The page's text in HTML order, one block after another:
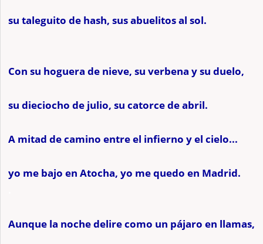
su taleguito de hash, sus abuelitos al sol.
Con su hoguera de nieve, su verbena y su duelo,
su dieciocho de julio, su catorce de abril.
A mitad de camino entre el infierno y el cielo...
yo me bajo en Atocha, yo me quedo en Madrid.
Aunque la noche delire como un pájaro en llamas,